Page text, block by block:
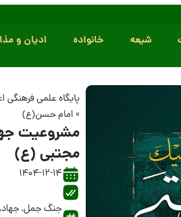
شیعه خانواده ادیان و
پایگاه علمی فرهنگی
» امام حسن(ع)
مشروعیت
مجتبی (ع)
1404-12-14
جنگ جمل,جهاد,